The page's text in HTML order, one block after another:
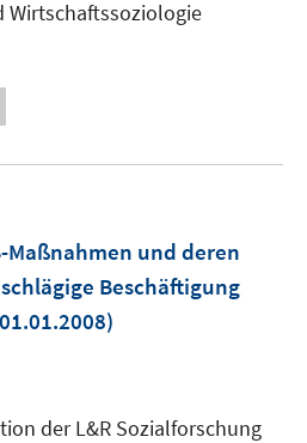
Maßnahmen und deren
Beschäftigung
der L&R Sozialforschung